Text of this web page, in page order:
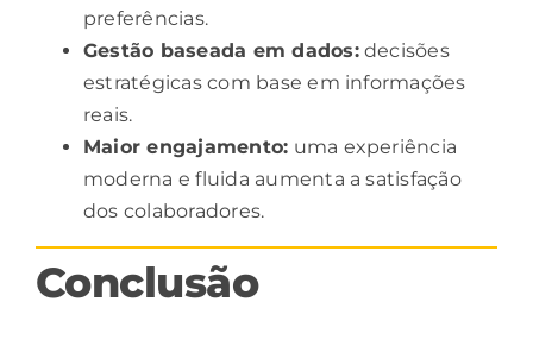
preferências.
Gestão baseada em dados:decisões
estratégicas com base em informações
reais.
Maior engajamento: uma experiência
moderna e fluida aumenta a satisfação
dos colaboradores.
Conclusão